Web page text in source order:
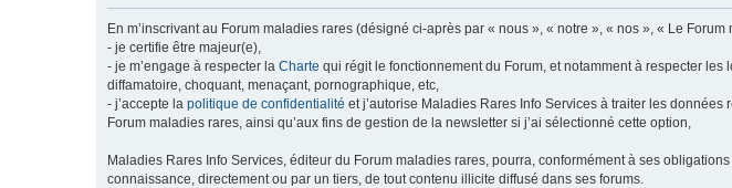
En m’inscrivant au Forum maladies rares (désigné ci-après par « nous », « notre », « nos », « Le
- je certifie être majeur(e),
- je m’engage à respecter la Charte qui régit le fonctionnement du Forum, et notamment à respecter
diffamatoire, choquant, menaçant, pornographique, etc,
- j’accepte la politique de confidentialité et j’autorise Maladies Rares Info Services à traiter les
Forum maladies rares, ainsi qu’aux fins de gestion de la newsletter si j’ai sélectionné cette option,
Maladies Rares Info Services, éditeur du Forum maladies rares, pourra, conformément à ses
connaissance, directement ou par un tiers, de tout contenu illicite diffusé dans ses forums.